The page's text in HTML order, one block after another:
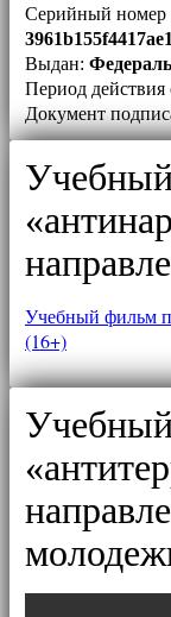
Серийный номер
Выдан:
Период действия
Документ
Учебный фильм
(16+)